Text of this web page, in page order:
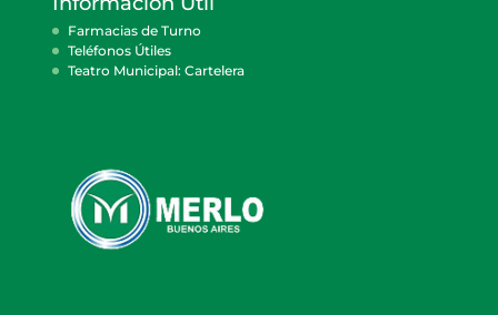
Farmacias de Turno
Teléfonos Útiles
Teatro Municipal: Cartelera